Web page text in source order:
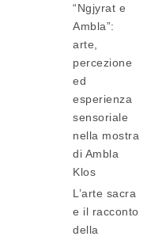
“Ngjyrat e
Ambla”:
arte,
percezione
ed
esperienza
sensoriale
nella mostra
di Ambla
Klos
L’arte sacra
e il racconto
della